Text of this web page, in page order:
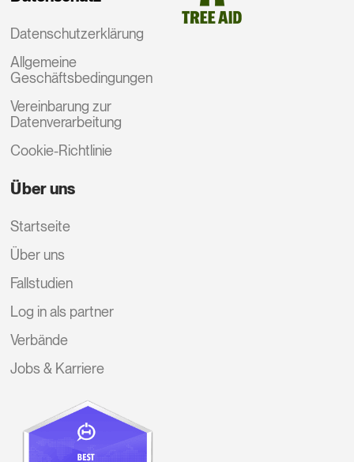
Datenschutzerklärung
Allgemeine
Geschäftsbedingungen
Vereinbarung zur
Datenverarbeitung
Cookie-Richtlinie
Über uns
Startseite
Über uns
Fallstudien
Log in als partner
Verbände
Jobs & Karriere